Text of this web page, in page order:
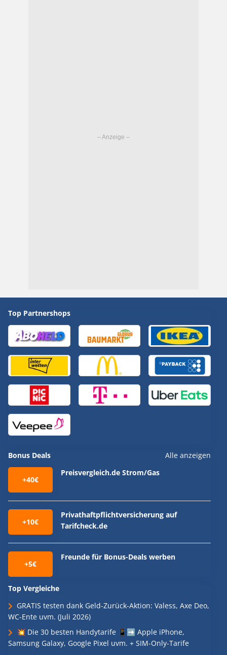
Top Partnershops
Bonus Deals Alle anzeigen
+40€
Preisvergleich.de Strom/Gas
+10€
Privathaftpflichtversicherung auf
Tarifcheck.de
+5€
Freunde für Bonus-Deals werben
Top Vergleiche
GRATIS testen dank Geld-Zurück-Aktion: Valess, Axe Deo,
WC-Ente uvm. (Juli 2026)
💥 Die 30 besten Handytarife 📱➡️ Apple iPhone,
Samsung Galaxy, Google Pixel uvm. + SIM-Only-Tarife